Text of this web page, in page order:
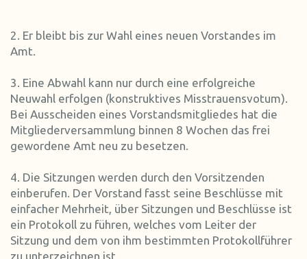
2. Er bleibt bis zur Wahl eines neuen Vorstandes im
Amt.
3. Eine Abwahl kann nur durch eine erfolgreiche
Neuwahl erfolgen (konstruktives Misstrauensvotum).
Bei Ausscheiden eines Vorstandsmitgliedes hat die
Mitgliederversammlung binnen 8 Wochen das frei
gewordene Amt neu zu besetzen.
4. Die Sitzungen werden durch den Vorsitzenden
einberufen. Der Vorstand fasst seine Beschlüsse mit
einfacher Mehrheit, über Sitzungen und Beschlüsse ist
ein Protokoll zu führen, welches vom Leiter der
Sitzung und dem von ihm bestimmten Protokollführer
zu unterzeichnen ist.